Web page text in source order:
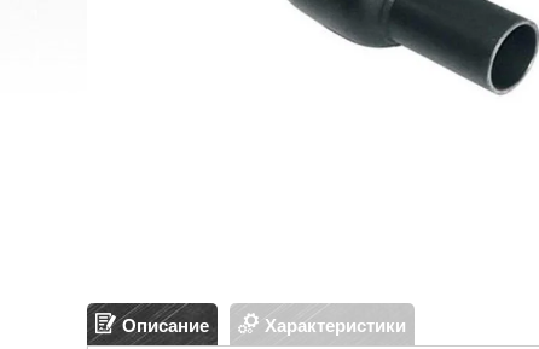
Описание Характеристики